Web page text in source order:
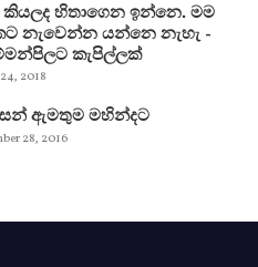
හිතාගෙන ඉන්නෙ. මම
නැවෙන්න යන්නෙ නැහැ -
කැපිල්ලක්
2018
ඇමතුම මහින්දට
28, 2016